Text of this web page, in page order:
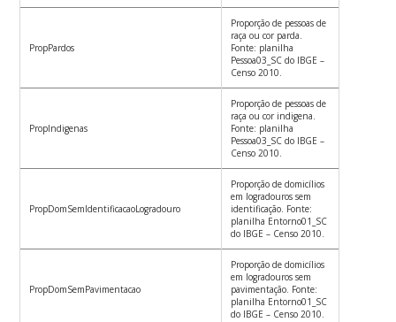
PropPardos
Proporção de pessoas de
raça ou cor parda.
Fonte: planilha
Pessoa03_SC do IBGE –
Censo 2010.
PropIndigenas
Proporção de pessoas de
raça ou cor indigena.
Fonte: planilha
Pessoa03_SC do IBGE –
Censo 2010.
PropDomSemIdentificacaoLogradouro
Proporção de domicílios
em logradouros sem
identificação. Fonte:
planilha Entorno01_SC
do IBGE – Censo 2010.
PropDomSemPavimentacao
Proporção de domicílios
em logradouros sem
pavimentação. Fonte:
planilha Entorno01_SC
do IBGE – Censo 2010.